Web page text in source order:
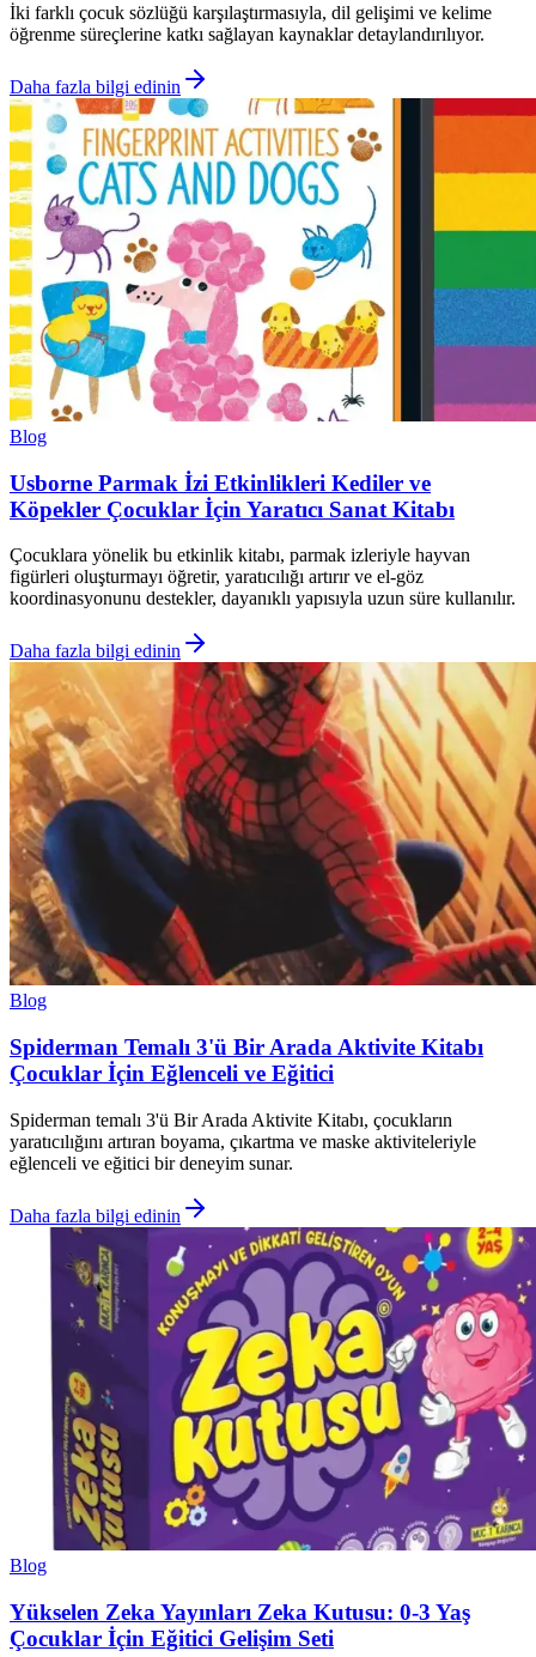
İki farklı çocuk sözlüğü karşılaştırmasıyla, dil gelişimi ve kelime
öğrenme süreçlerine katkı sağlayan kaynaklar detaylandırılıyor.
Daha fazla bilgi edinin
Blog
Usborne Parmak İzi Etkinlikleri Kediler ve
Köpekler Çocuklar İçin Yaratıcı Sanat Kitabı
Çocuklara yönelik bu etkinlik kitabı, parmak izleriyle hayvan
figürleri oluşturmayı öğretir, yaratıcılığı artırır ve el-göz
koordinasyonunu destekler, dayanıklı yapısıyla uzun süre kullanılır.
Daha fazla bilgi edinin
Blog
Spiderman Temalı 3'ü Bir Arada Aktivite Kitabı
Çocuklar İçin Eğlenceli ve Eğitici
Spiderman temalı 3'ü Bir Arada Aktivite Kitabı, çocukların
yaratıcılığını artıran boyama, çıkartma ve maske aktiviteleriyle
eğlenceli ve eğitici bir deneyim sunar.
Daha fazla bilgi edinin
Blog
Yükselen Zeka Yayınları Zeka Kutusu: 0-3 Yaş
Çocuklar İçin Eğitici Gelişim Seti